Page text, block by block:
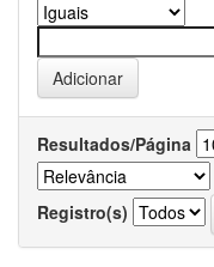
Resultados/Página
Registro(s)